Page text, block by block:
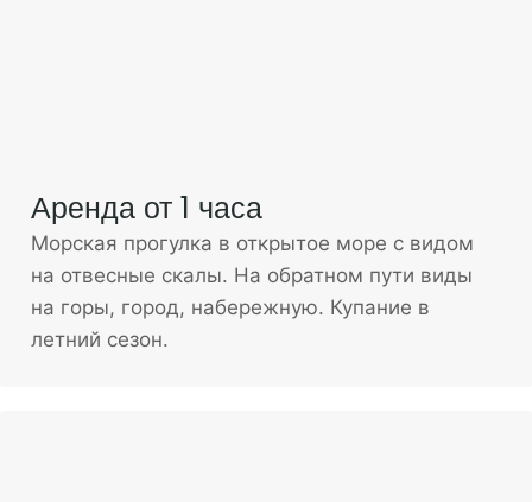
Аренда от 1 часа
Морская прогулка в открытое море с видом
на отвесные скалы. На обратном пути виды
на горы, город, набережную. Купание в
летний сезон.